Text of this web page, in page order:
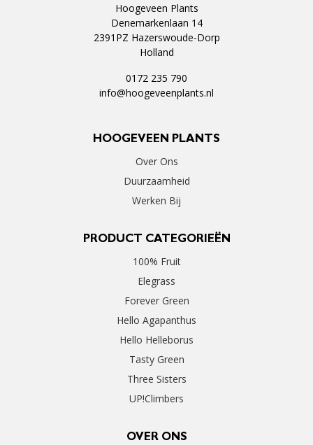
Hoogeveen Plants
Denemarkenlaan 14
2391PZ Hazerswoude-Dorp
Holland
0172 235 790
info@hoogeveenplants.nl
HOOGEVEEN PLANTS
Over Ons
Duurzaamheid
Werken Bij
PRODUCT CATEGORIEËN
100% Fruit
Elegrass
Forever Green
Hello Agapanthus
Hello Helleborus
Tasty Green
Three Sisters
UP!Climbers
OVER ONS